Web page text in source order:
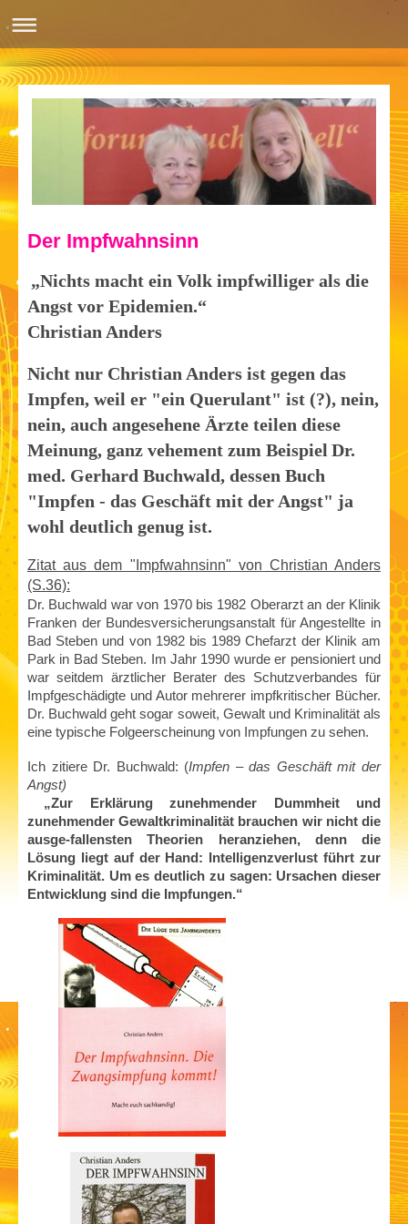
Der Impfwahnsinn
„Nichts macht ein Volk impfwilliger als die
Angst vor Epidemien.“
Christian Anders
Nicht nur Christian Anders ist gegen das
Impfen, weil er "ein Querulant" ist (?), nein,
nein, auch angesehene Ärzte teilen diese
Meinung, ganz vehement zum Beispiel Dr.
med. Gerhard Buchwald, dessen Buch
"Impfen - das Geschäft mit der Angst" ja
wohl deutlich genug ist.
Zitat aus dem "Impfwahnsinn" von Christian Anders
(S.36):
Dr. Buchwald war von 1970 bis 1982 Oberarzt an der Klinik
Franken der Bundesversicherungsanstalt für Angestellte in
Bad Steben und von 1982 bis 1989 Chefarzt der Klinik am
Park in Bad Steben. Im Jahr 1990 wurde er pensioniert und
war seitdem ärztlicher Berater des Schutzverbandes für
Impfgeschädigte und Autor mehrerer impfkritischer Bücher.
Dr. Buchwald geht sogar soweit, Gewalt und Kriminalität als
eine typische Folgeerscheinung von Impfungen zu sehen.
Ich zitiere Dr. Buchwald: (Impfen – das Geschäft mit der
Angst)
„Zur Erklärung zunehmender Dummheit und
zunehmender Gewaltkriminalität brauchen wir nicht die
ausge-fallensten Theorien heranziehen, denn die
Lösung liegt auf der Hand: Intelligenzverlust führt zur
Kriminalität. Um es deutlich zu sagen: Ursachen dieser
Entwicklung sind die Impfungen.“